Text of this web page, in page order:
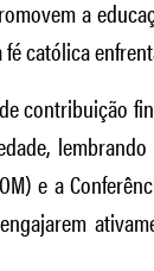
a
católica
contribuição
e a